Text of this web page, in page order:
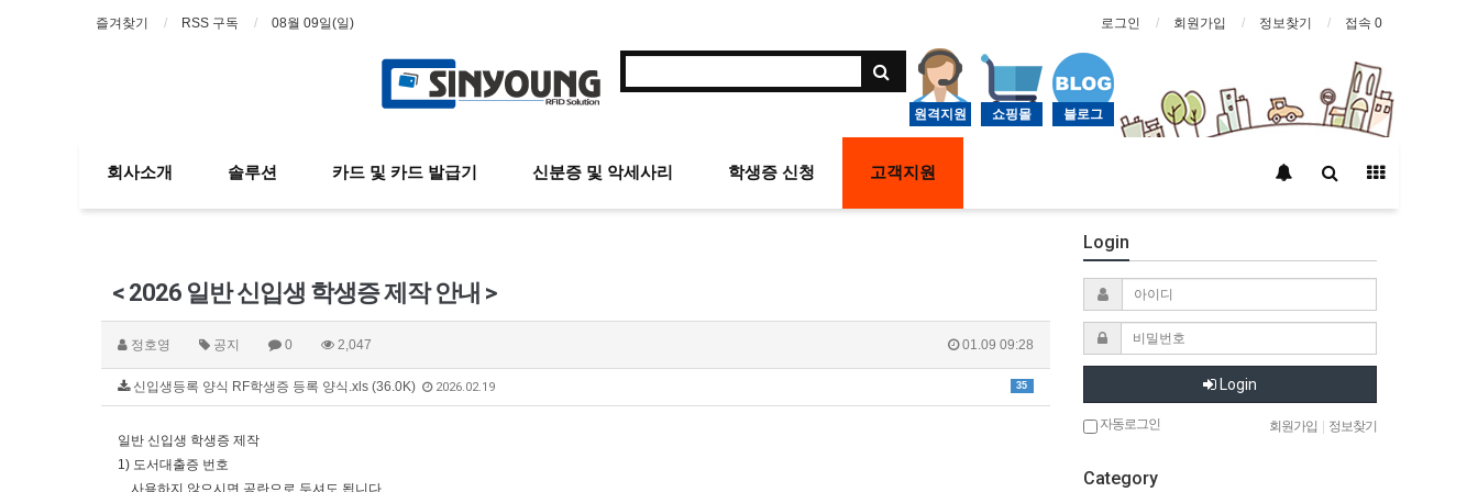
즐겨찾기 RSS 구독 08월 09일(일) 로그인 회원가입 정보찾기 접속 0
원격지원 쇼핑몰 블로그
회사소개 솔루션 카드 및 카드 발급기 신분증 및 악세사리 학생증 신청 고객지원
< 2026 일반 신입생 학생증 제작 안내 >
정호영 공지 0 2,047 01.09 09:28
35
신입생등록 양식 RF학생증 등록 양식.xls (36.0K) 2026.02.19
일반 신입생 학생증 제작
1) 도서대출증 번호
사용하지 않으시면 공란으로 두셔도 됩니다.
Login
Login
자동로그인 회원가입 정보찾기
Category